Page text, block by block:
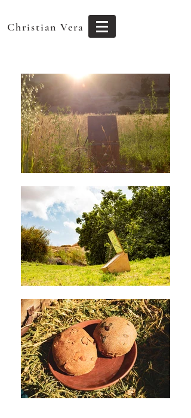
Christian Vera